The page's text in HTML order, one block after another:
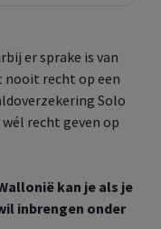
er sprake is van
nooit recht op een
Solo
recht geven op
kan je als je
inbrengen onder